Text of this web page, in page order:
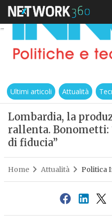
Ultimi articoli Attualità
Lombardia, la
rallenta.
di fiducia”
Home Attualità Politica